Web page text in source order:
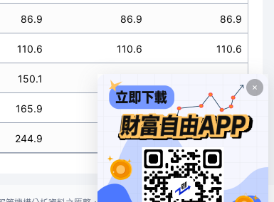
86.9 86.9 86.9
110.6 110.6 110.6
150.1 150.1
165.9 165.9 165.9
244.9 244.9 244.9